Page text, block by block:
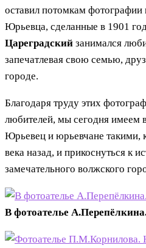
оставил потомкам
Юрьевца, сделанные в 1901
Цареградский занимался
запечатлевая свою семью,
городе.
Благодаря труду этих
любителей, мы сегодня имеем
Юрьевец и юрьевчане такими,
века назад, и прикоснуться к
замечательного волжского
В фотоателье